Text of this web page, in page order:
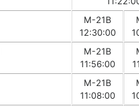
M-21B
12:30:00
M-21B
11:56:00
M-21B
11:08:00